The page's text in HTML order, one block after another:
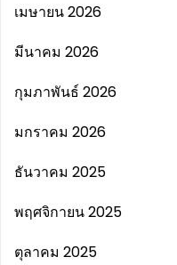
เมษายน 2026
มีนาคม 2026
กุมภาพันธ์ 2026
มกราคม 2026
ธันวาคม 2025
พฤศจิกายน 2025
ตุลาคม 2025